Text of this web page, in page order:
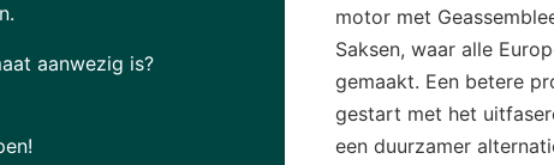
aanwezig is?
motor met
Saksen, waar alle
gemaakt. Een betere
gestart met het
een duurzamer